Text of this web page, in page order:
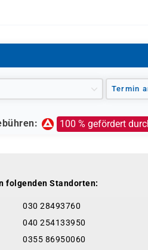
kann vollständig durch die
Termin
100 % gefördert
folgenden Standorten:
030 28493760
040 254133950
0355 86950060